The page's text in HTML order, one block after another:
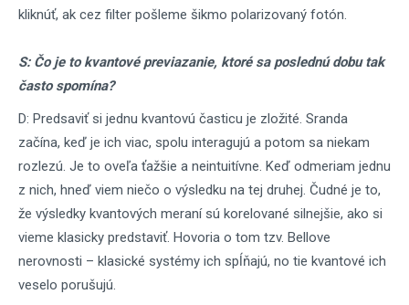
kliknúť, ak cez filter pošleme šikmo polarizovaný fotón.
S: Čo je to kvantové previazanie, ktoré sa poslednú dobu tak
často spomína?
D: Predsaviť si jednu kvantovú časticu je zložité. Sranda
začína, keď je ich viac, spolu interagujú a potom sa niekam
rozlezú. Je to oveľa ťažšie a neintuitívne. Keď odmeriam jednu
z nich, hneď viem niečo o výsledku na tej druhej. Čudné je to,
že výsledky kvantových meraní sú korelované silnejšie, ako si
vieme klasicky predstaviť. Hovoria o tom tzv. Bellove
nerovnosti – klasické systémy ich spĺňajú, no tie kvantové ich
veselo porušujú.